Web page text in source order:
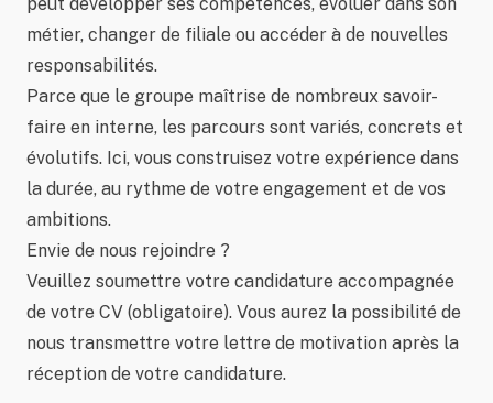
métier, changer de filiale ou accéder à de nouvelles
responsabilités.
Parce que le groupe maîtrise de nombreux savoir-
faire en interne, les parcours sont variés, concrets et
évolutifs. Ici, vous construisez votre expérience dans
la durée, au rythme de votre engagement et de vos
ambitions.
Envie de nous rejoindre ?
Veuillez soumettre votre candidature accompagnée
de votre CV (obligatoire). Vous aurez la possibilité de
nous transmettre votre lettre de motivation après la
réception de votre candidature.